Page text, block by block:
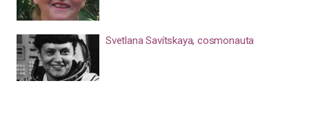
Svetlana Savítskaya, cosmonauta